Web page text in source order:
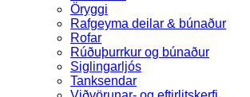
Öryggi
Rafgeyma deilar & búnaður
Rofar
Rúðuþurrkur og búnaður
Siglingarljós
Tanksendar